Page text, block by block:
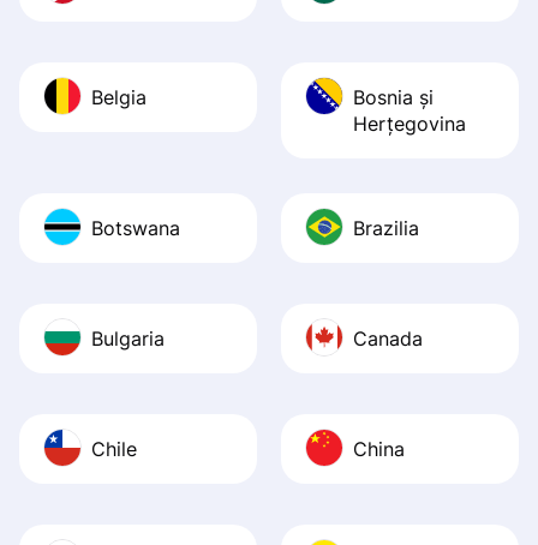
Belgia
Bosnia şi
Herţegovina
Botswana Brazilia
Bulgaria Canada
Chile China